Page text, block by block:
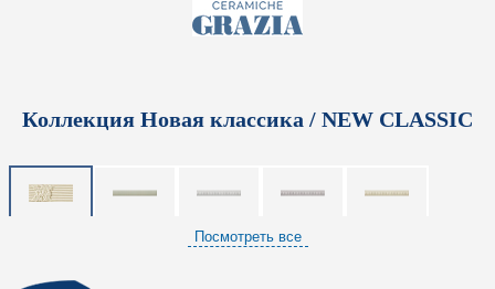
Коллекция Новая классика / NEW CLASSIC
Посмотреть все